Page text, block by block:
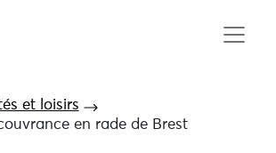
et loisirs
en rade de Brest